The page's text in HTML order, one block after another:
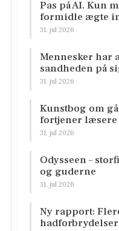
Pas på AI. Kun
formidle ægte
31. jul 2026
Mennesker har
sandheden på
31. jul 2026
Kunstbog om
fortjener læsere
31. jul 2026
Odysseen –
og guderne
31. jul 2026
Ny rapport: